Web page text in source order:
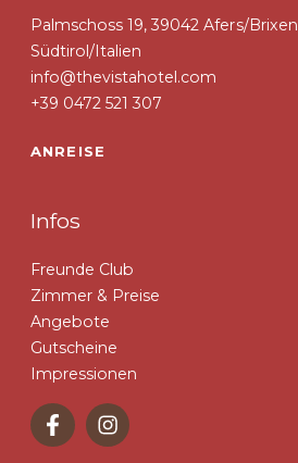
Palmschoss 19, 39042 Afers/Brixen
Südtirol/Italien
info@thevistahotel.com
+39 0472 521 307
ANREISE
Infos
Freunde Club
Zimmer & Preise
Angebote
Gutscheine
Impressionen